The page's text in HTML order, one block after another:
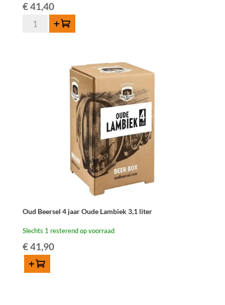
€41,40
Boerenerf
Toevoegen
Oud Beersel 4 jaar Oude Lambiek 3,1 liter
Slechts 1 resterend op voorraad
€41,90
Toevoegen